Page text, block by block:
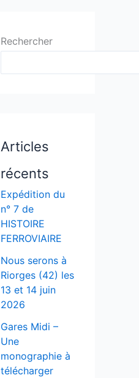
Rechercher
Articles
récents
Expédition du
n° 7 de
HISTOIRE
FERROVIAIRE
Nous serons à
Riorges (42) les
13 et 14 juin
2026
Gares Midi –
Une
monographie à
télécharger